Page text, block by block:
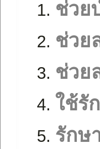
ช่วย
ช่วย
ช่วย
ใช้รั
รักษ